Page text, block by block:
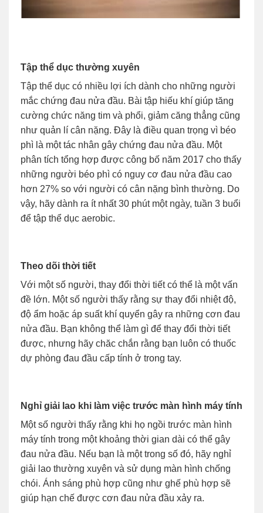
Tập thể dục thường xuyên
Tập thể dục có nhiều lợi ích dành cho những người
mắc chứng đau nửa đầu. Bài tập hiếu khí giúp tăng
cường chức năng tim và phổi, giảm căng thẳng cũng
như quản lí cân nặng. Đây là điều quan trọng vì béo
phì là một tác nhân gây chứng đau nửa đầu. Một
phân tích tổng hợp được công bố năm 2017 cho thấy
những người béo phì có nguy cơ đau nửa đầu cao
hơn 27% so với người có cân nặng bình thường. Do
vậy, hãy dành ra ít nhất 30 phút một ngày, tuần 3 buổi
để tập thể dục aerobic.
Theo dõi thời tiết
Với một số người, thay đổi thời tiết có thể là một vấn
đề lớn. Một số người thấy rằng sự thay đổi nhiệt độ,
độ ẩm hoặc áp suất khí quyển gây ra những cơn đau
nửa đầu. Bạn không thể làm gì để thay đổi thời tiết
được, nhưng hãy chăc chắn rằng bạn luôn có thuốc
dự phòng đau đầu cấp tính ở trong tay.
Nghỉ giải lao khi làm việc trước màn hình máy tính
Một số người thấy rằng khi họ ngồi trước màn hình
máy tính trong một khoảng thời gian dài có thể gây
đau nửa đầu. Nếu bạn là một trong số đó, hãy nghỉ
giải lao thường xuyên và sử dụng màn hình chống
chói. Ánh sáng phù hợp cũng như ghế phù hợp sẽ
giúp hạn chế được cơn đau nửa đầu xảy ra.